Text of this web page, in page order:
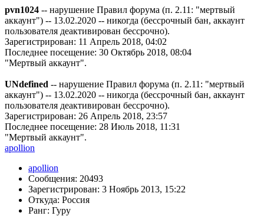
pvn1024 -- нарушение Правил форума (п. 2.11: "мертвый
аккаунт") -- 13.02.2020 -- никогда (бессрочный бан, аккаунт
пользователя деактивирован бессрочно).
Зарегистрирован: 11 Апрель 2018, 04:02
Последнее посещение: 30 Октябрь 2018, 08:04
"Мертвый аккаунт".
UNdefined -- нарушение Правил форума (п. 2.11: "мертвый
аккаунт") -- 13.02.2020 -- никогда (бессрочный бан, аккаунт
пользователя деактивирован бессрочно).
Зарегистрирован: 26 Апрель 2018, 23:57
Последнее посещение: 28 Июль 2018, 11:31
"Мертвый аккаунт".
apollion
apollion
Сообщения: 20493
Зарегистрирован: 3 Ноябрь 2013, 15:22
Откуда: Россия
Ранг: Гуру